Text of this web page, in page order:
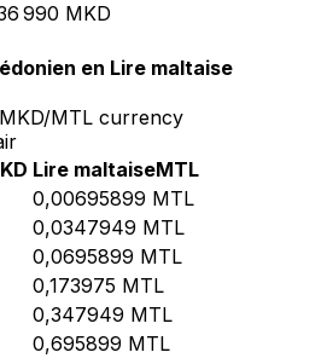
990 MKD
en Lire maltaise
MTL currency
Lire maltaiseMTL
0,00695899 MTL
0,0347949 MTL
0,0695899 MTL
0,173975 MTL
0,347949 MTL
0,695899 MTL